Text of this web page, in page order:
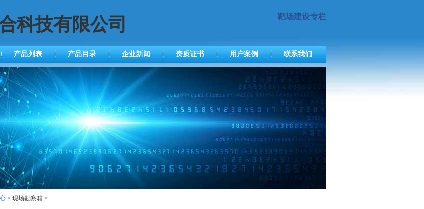
科技有限公司 靶场建设专栏
产品列表 产品目录 企业新闻 资质证书 用户案例 联系我们
> 现场勘察箱 >